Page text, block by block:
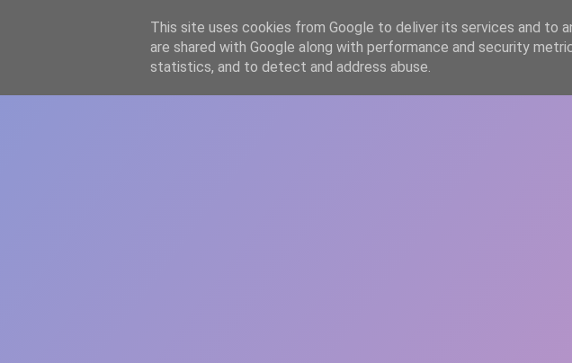
WWW.GAZISTI.RO
This site uses cookies from Google to deliver its services and to
are shared with Google along with performance and security
statistics, and to detect and address abuse.